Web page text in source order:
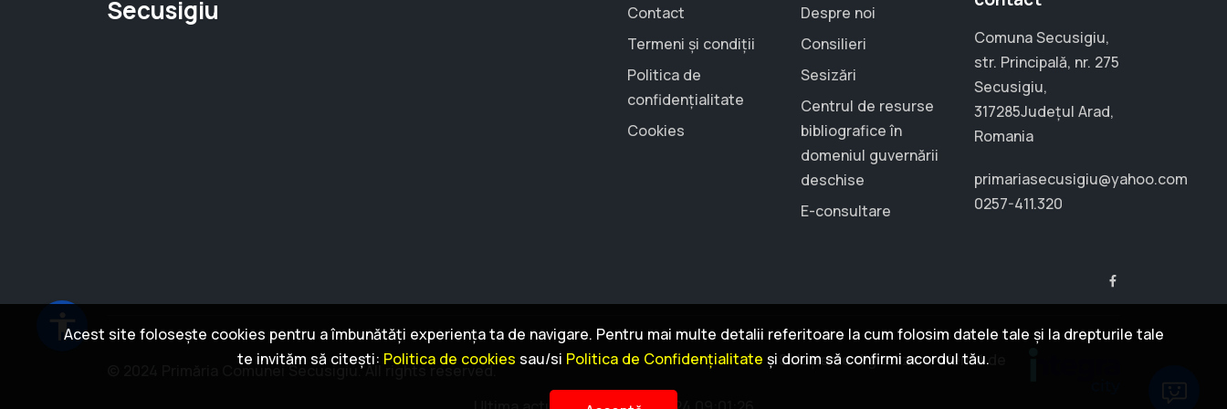
accessibility
Secusigiu
Contact
Termeni și condiții
Politica de
confidențialitate
Cookies
Despre noi
Consilieri
Sesizări
Centrul de resurse
bibliografice în
domeniul guvernării
deschise
E-consultare
Comuna Secusigiu,
str. Principală, nr. 275
Secusigiu,
317285Județul Arad,
Romania
primariasecusigiu@yahoo.com
0257-411.320
© 2024 Primăria Comunei Secusigiu. All rights reserved.
Soluție de digitalizare oferită de
Acest site folosește cookies pentru a îmbunătăți experiența ta de navigare. Pentru mai multe detalii referitoare la cum folosim datele tale și la drepturile tale
te invităm să citești: Politica de cookies sau/si Politica de Confidențialitate și dorim să confirmi acordul tău.